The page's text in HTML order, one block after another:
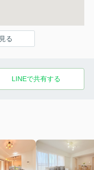
る
LINEで共有する